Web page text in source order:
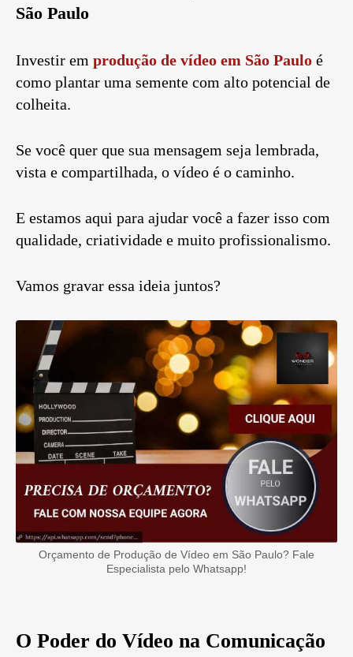
São Paulo
Investir em produção de vídeo em São Paulo é
como plantar uma semente com alto potencial de
colheita.
Se você quer que sua mensagem seja lembrada,
vista e compartilhada, o vídeo é o caminho.
E estamos aqui para ajudar você a fazer isso com
qualidade, criatividade e muito profissionalismo.
Vamos gravar essa ideia juntos?
Orçamento de Produção de Vídeo em São Paulo? Fale
Especialista pelo Whatsapp!
O Poder do Vídeo na Comunicação